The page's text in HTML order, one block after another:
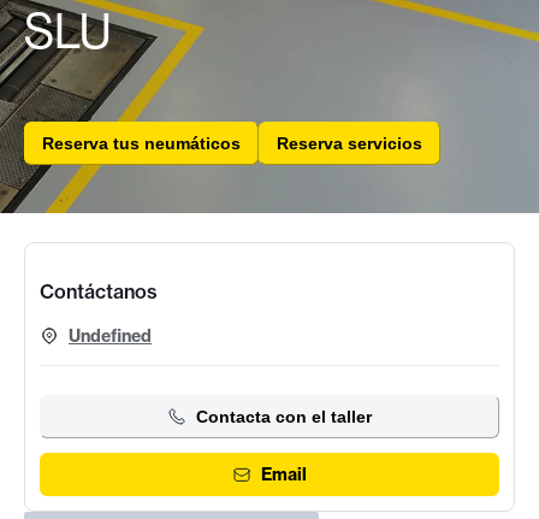
SLU
Reserva tus neumáticos Reserva servicios
Contáctanos
Undefined
Contacta con el taller
Email